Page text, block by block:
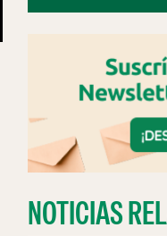
NOTICIAS